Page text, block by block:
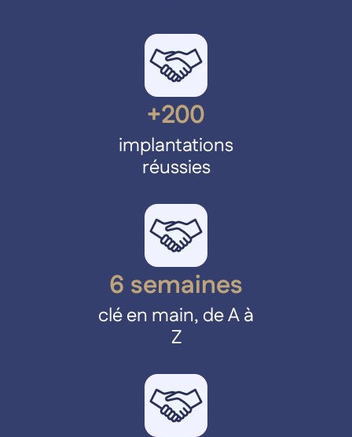
+200
implantations
réussies
6 semaines
clé en main, de A à
Z